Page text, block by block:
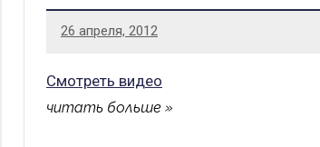
26 апреля, 2012
Смотреть видео
читать больше